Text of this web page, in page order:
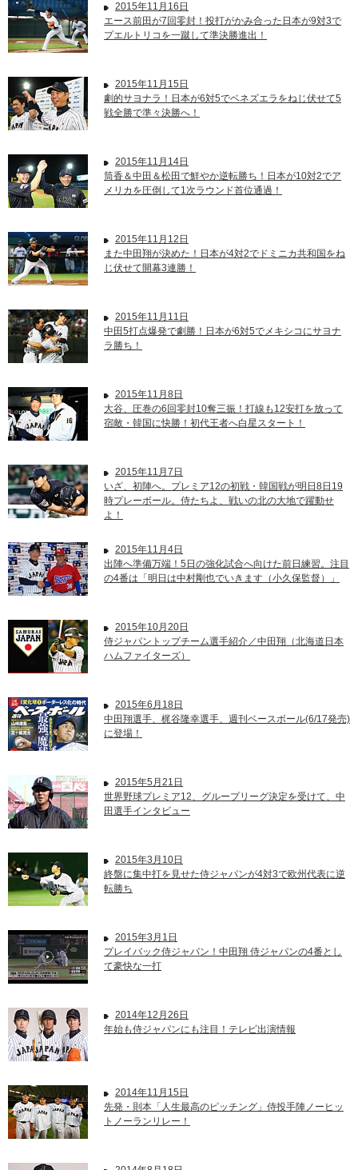
2015年11月16日
エース前田が7回零封！投打がかみ合った日本が9対3で
プエルトリコを一蹴して準決勝進出！
2015年11月15日
劇的サヨナラ！日本が6対5でベネズエラをねじ伏せて5
戦全勝で準々決勝へ！
2015年11月14日
筒香＆中田＆松田で鮮やか逆転勝ち！日本が10対2でア
メリカを圧倒して1次ラウンド首位通過！
2015年11月12日
また中田翔が決めた！日本が4対2でドミニカ共和国をね
じ伏せて開幕3連勝！
2015年11月11日
中田5打点爆発で劇勝！日本が6対5でメキシコにサヨナ
ラ勝ち！
2015年11月8日
大谷、圧巻の6回零封10奪三振！打線も12安打を放って
宿敵・韓国に快勝！初代王者へ白星スタート！
2015年11月7日
いざ、初陣へ。プレミア12の初戦・韓国戦が明日8日19
時プレーボール。侍たちよ、戦いの北の大地で躍動せ
よ！
2015年11月4日
出陣へ準備万端！5日の強化試合へ向けた前日練習。注目
の4番は「明日は中村剛也でいきます（小久保監督）」
2015年10月20日
侍ジャパントップチーム選手紹介／中田翔（北海道日本
ハムファイターズ）
2015年6月18日
中田翔選手、梶谷隆幸選手、週刊ベースボール(6/17発売)
に登場！
2015年5月21日
世界野球プレミア12、グループリーグ決定を受けて、中
田選手インタビュー
2015年3月10日
終盤に集中打を見せた侍ジャパンが4対3で欧州代表に逆
転勝ち
2015年3月1日
プレイバック侍ジャパン！中田翔 侍ジャパンの4番とし
て豪快な一打
2014年12月26日
年始も侍ジャパンにも注目！テレビ出演情報
2014年11月15日
先発・則本「人生最高のピッチング」侍投手陣ノーヒッ
トノーランリレー！